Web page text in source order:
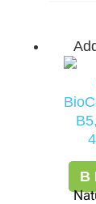
В